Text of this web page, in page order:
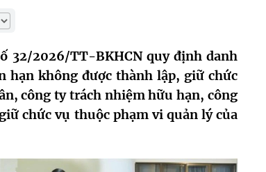
32/2026/TT-BKHCN quy định danh
hạn không được thành lập, giữ chức
công ty trách nhiệm hữu hạn, công
chức vụ thuộc phạm vi quản lý của